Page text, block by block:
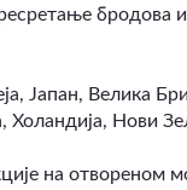
бродова
Јапан, Велика
Холандија, Нови
на отвореном